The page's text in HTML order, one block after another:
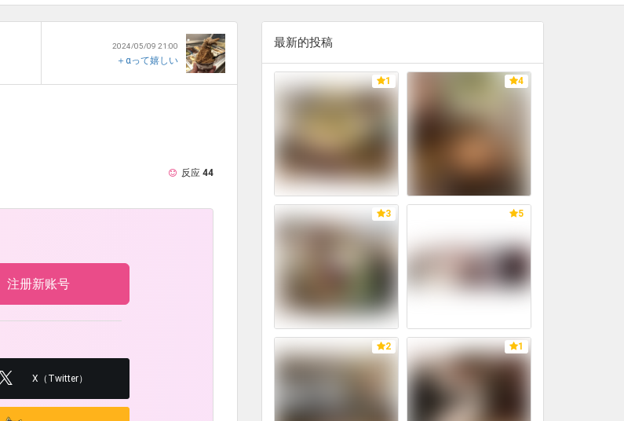
2024/05/09 21:00
＋αって嬉しい
反应 44
注册新账号
X（Twitter）
最新的投稿
1 4
3 5
2 1